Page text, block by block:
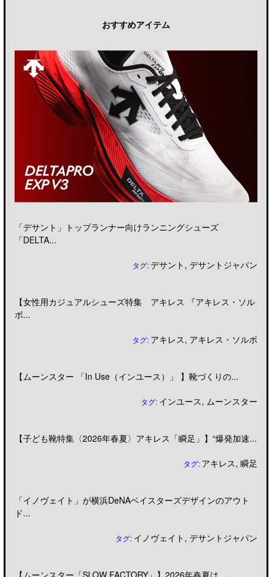
おすすめアイテム
「デサント」トップランナー向けランニングシューズ
「DELTA...
タグ:デサント ,デサントジャパン
【女性用カジュアルシューズ特集 アキレス 『アキレス・ソル
ボ...
タグ: アキレス, アキレス・ソルボ
【ムーンスター 「In Use（インユース）」 】靴づくりの...
タグ: インユース, ムーンスター
【子ども靴特集〈2026年春夏〉アキレス「瞬足」】“爆発加速...
タグ: アキレス,瞬足
「イノヴェイト」が横浜DeNAベイスターズデザインのアウト
ド...
タグ: イノヴェイト ,デサントジャパン